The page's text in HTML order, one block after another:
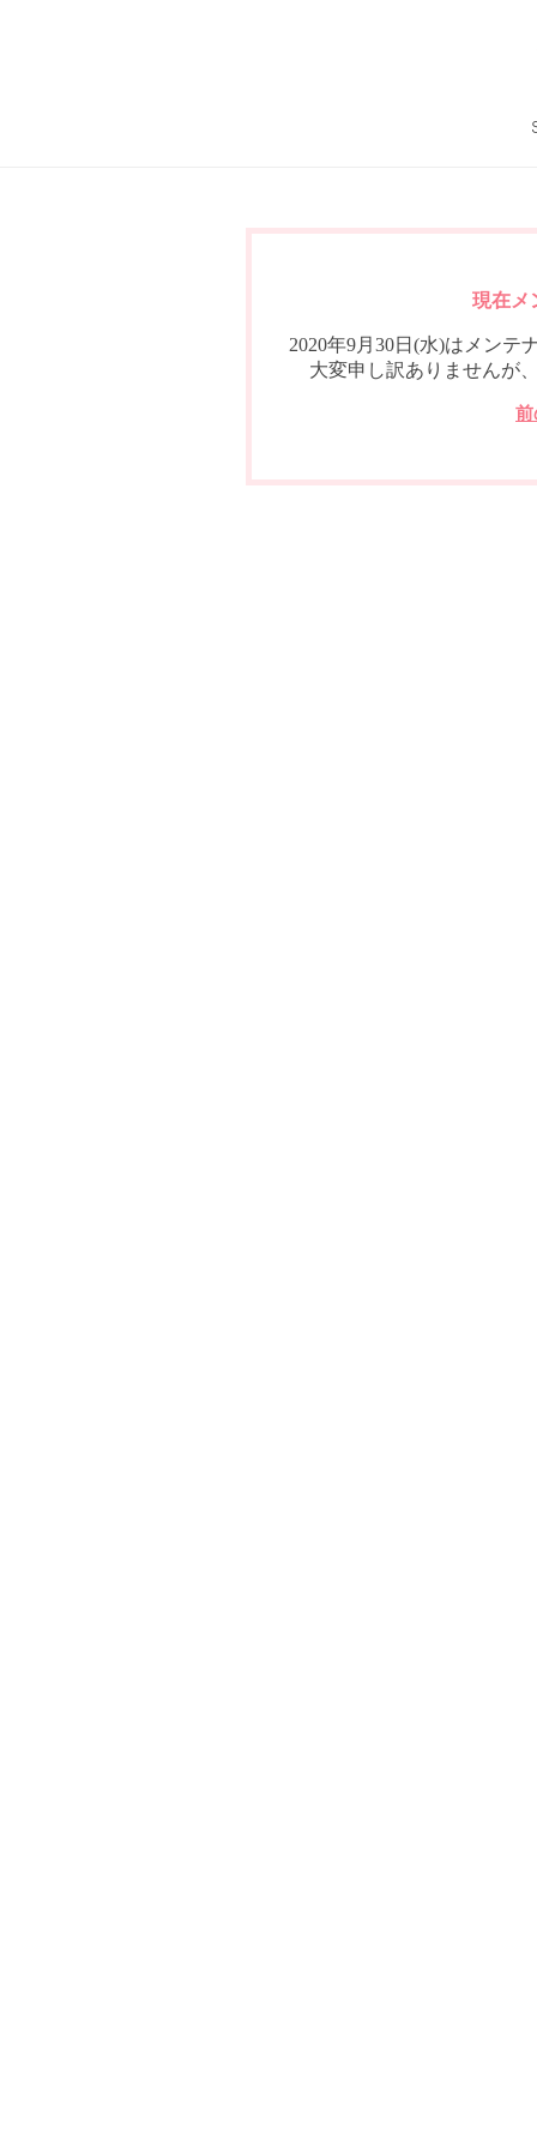
現在メ
2020年9月30日(水)はメンテ
大変申し訳ありませんが
前